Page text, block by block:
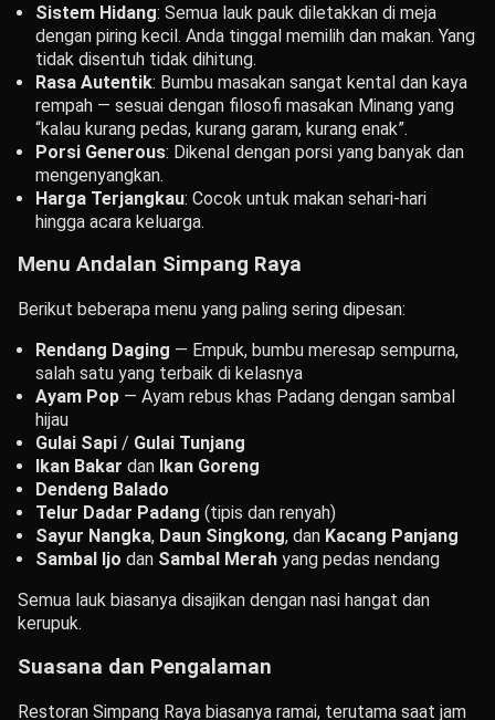
Sistem Hidang: Semua lauk pauk diletakkan di meja
dengan piring kecil. Anda tinggal memilih dan makan. Yang
tidak disentuh tidak dihitung.
Rasa Autentik: Bumbu masakan sangat kental dan kaya
rempah — sesuai dengan filosofi masakan Minang yang
“kalau kurang pedas, kurang garam, kurang enak”.
Porsi Generous: Dikenal dengan porsi yang banyak dan
mengenyangkan.
Harga Terjangkau: Cocok untuk makan sehari-hari
hingga acara keluarga.
Menu Andalan Simpang Raya
Berikut beberapa menu yang paling sering dipesan:
Rendang Daging — Empuk, bumbu meresap sempurna,
salah satu yang terbaik di kelasnya
Ayam Pop — Ayam rebus khas Padang dengan sambal
hijau
Gulai Sapi / Gulai Tunjang
Ikan Bakar dan Ikan Goreng
Dendeng Balado
Telur Dadar Padang (tipis dan renyah)
Sayur Nangka, Daun Singkong, dan Kacang Panjang
Sambal Ijo dan Sambal Merah yang pedas nendang
Semua lauk biasanya disajikan dengan nasi hangat dan
kerupuk.
Suasana dan Pengalaman
Restoran Simpang Raya biasanya ramai, terutama saat jam